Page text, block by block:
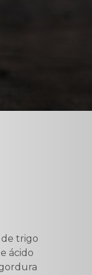
de trigo
ácido